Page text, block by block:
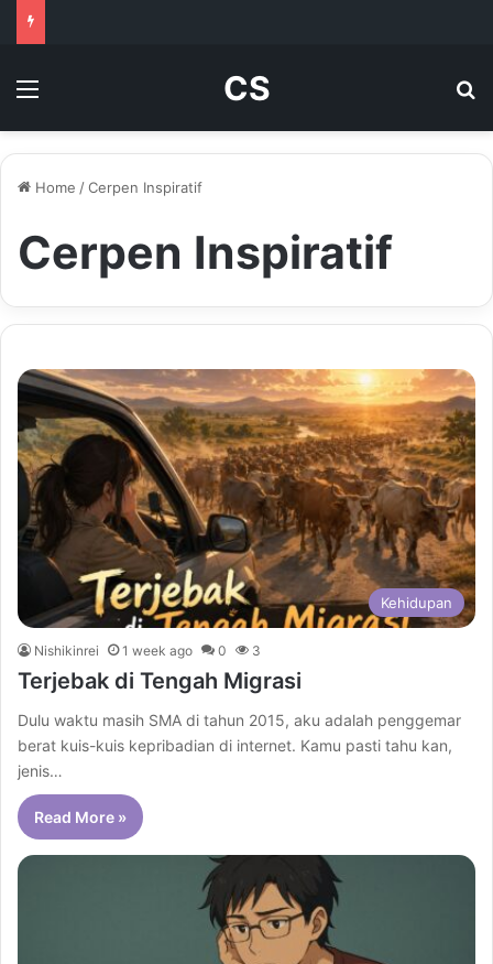
Menu CS
Home /Cerpen Inspiratif
Cerpen Inspiratif
Kehidupan
Nishikinrei 1 week ago 0 3
Terjebak di Tengah Migrasi
Dulu waktu masih SMA di tahun 2015, aku adalah penggemar
berat kuis-kuis kepribadian di internet. Kamu pasti tahu kan,
jenis…
Read More »